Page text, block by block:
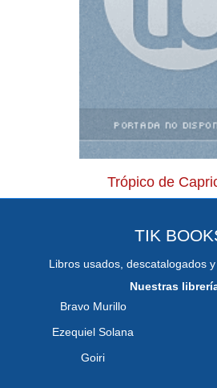
Trópico de
TIK
Libros usados, descatalogados
Nuestras
Bravo Murillo
Ezequiel Solana
Goiri